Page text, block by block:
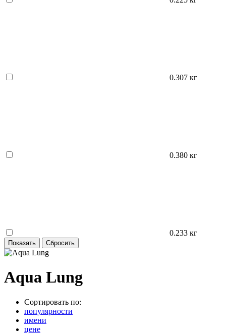
0.307 кг
0.380 кг
0.233 кг
Aqua Lung
Сортировать по:
популярности
имени
цене